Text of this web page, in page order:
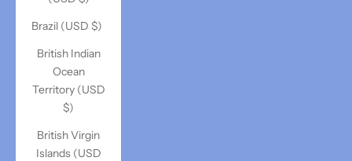
Brazil (USD $)
British Indian
Ocean
Territory (USD
$)
British Virgin
Islands (USD